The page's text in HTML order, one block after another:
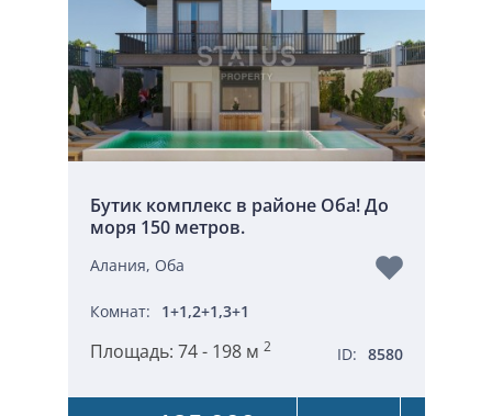
Бутик комплекс в районе Оба! До
моря 150 метров.
Алания, Оба
Комнат: 1+1,2+1,3+1
Площадь: 74 - 198 м 2 ID: 8580